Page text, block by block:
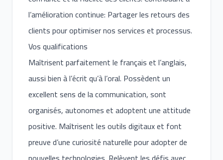
l’amélioration continue: Partager les retours des
clients pour optimiser nos services et processus.
Vos qualifications
Maîtrisent parfaitement le français et l’anglais,
aussi bien à l’écrit qu’à l’oral. Possèdent un
excellent sens de la communication, sont
organisés, autonomes et adoptent une attitude
positive. Maîtrisent les outils digitaux et font
preuve d’une curiosité naturelle pour adopter de